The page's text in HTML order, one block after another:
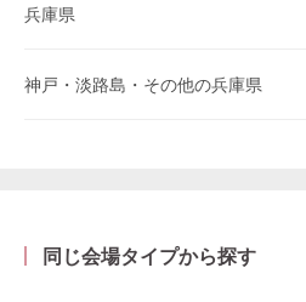
兵庫県
神戸・淡路島・その他の兵庫県
同じ会場タイプから探す